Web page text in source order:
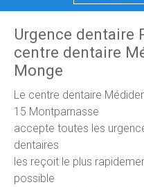
Urgence dentaire
centre dentaire
Monge
Le centre dentaire
15 Montparnasse
accepte toutes les
dentaires
les reçoit le plus
possible